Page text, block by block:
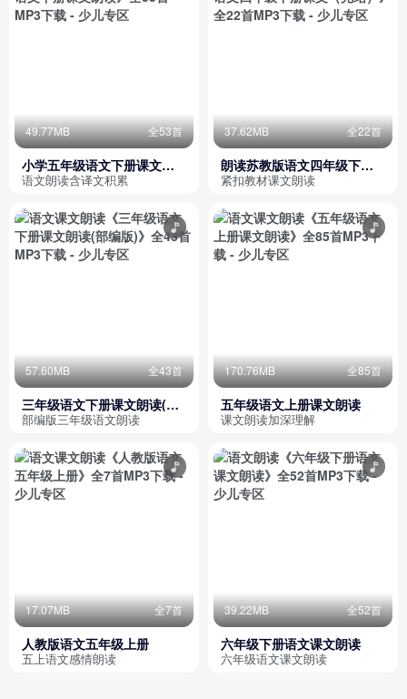
49.77MB 全53首
小学五年级语文下册课文朗
读
语文朗读含译文积累
37.62MB 全22首
朗读苏教版语文四年级下册
课文（完结）
紧扣教材课文朗读
57.60MB 全43首
三年级语文下册课文朗读(部
编版)
部编版三年级语文朗读
170.76MB 全85首
五年级语文上册课文朗读
课文朗读加深理解
17.07MB 全7首
人教版语文五年级上册
五上语文感情朗读
39.22MB 全52首
六年级下册语文课文朗读
六年级语文课文朗读